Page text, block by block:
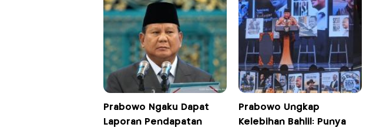
Prabowo Ngaku Dapat
Laporan Pendapatan
Prabowo Ungkap
Kelebihan Bahlil: Punya